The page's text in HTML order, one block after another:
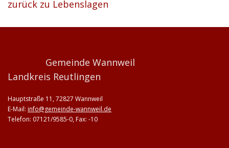
zurück zu Lebenslagen
Gemeinde Wannweil
Landkreis Reutlingen
Hauptstraße 11, 72827 Wannweil
E-Mail: info@gemeinde-wannweil.de
Telefon: 07121/9585-0, Fax: -10